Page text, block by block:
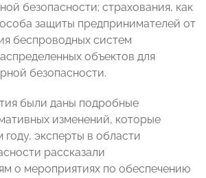
безопасности; страхования, как
защиты предпринимателей от
беспроводных систем
объектов для
безопасности.
были даны подробные
изменений, которые
году, эксперты в области
рассказали
о мероприятиях по обеспечению